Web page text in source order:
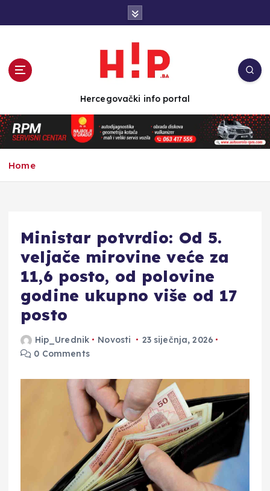
n
t
e
Hercegovački info portal
Home
Ministar potvrdio: Od 5.
veljače mirovine veće za
11,6 posto, od polovine
godine ukupno više od 17
posto
Hip_Urednik Novosti
23 siječnja, 2026
0 Comments